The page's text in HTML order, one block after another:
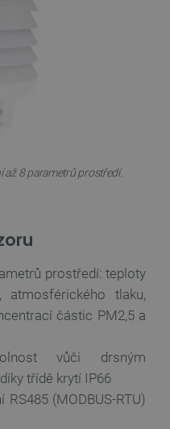
až 8 parametrů prostředí.
prostředí: teploty
atmosférického tlaku,
částic PM2,5 a
vůči drsným
třídě krytí IP66
(MODBUS-RTU)